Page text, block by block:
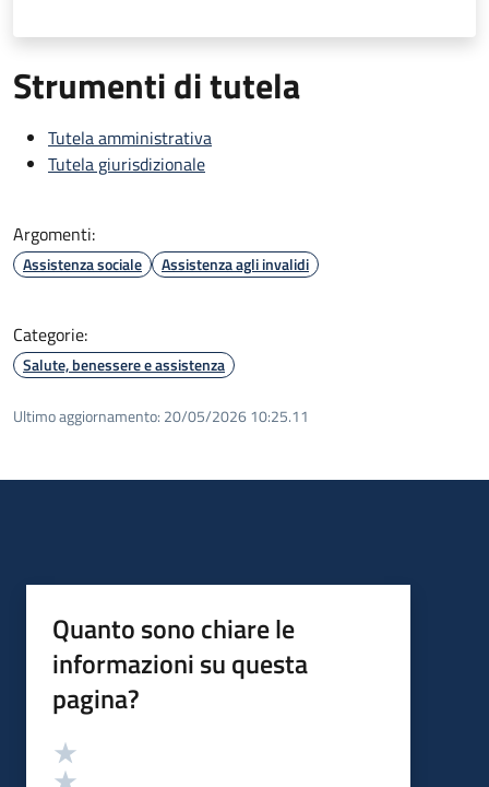
Strumenti di tutela
Tutela amministrativa
Tutela giurisdizionale
Argomenti:
Assistenza sociale Assistenza agli invalidi
Categorie:
Salute, benessere e assistenza
Ultimo aggiornamento: 20/05/2026 10:25.11
Quanto sono chiare le
informazioni su questa
pagina?
Valutazione